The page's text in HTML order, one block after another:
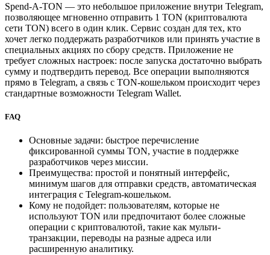
Spend-A-TON — это небольшое приложение внутри Telegram,
позволяющее мгновенно отправить 1 TON (криптовалюта
сети TON) всего в один клик. Сервис создан для тех, кто
хочет легко поддержать разработчиков или принять участие в
специальных акциях по сбору средств. Приложение не
требует сложных настроек: после запуска достаточно выбрать
сумму и подтвердить перевод. Все операции выполняются
прямо в Telegram, а связь с TON-кошельком происходит через
стандартные возможности Telegram Wallet.
FAQ
Основные задачи: быстрое перечисление
фиксированной суммы TON, участие в поддержке
разработчиков через миссии.
Преимущества: простой и понятный интерфейс,
минимум шагов для отправки средств, автоматическая
интеграция с Telegram-кошельком.
Кому не подойдет: пользователям, которые не
используют TON или предпочитают более сложные
операции с криптовалютой, такие как мульти-
транзакции, переводы на разные адреса или
расширенную аналитику.